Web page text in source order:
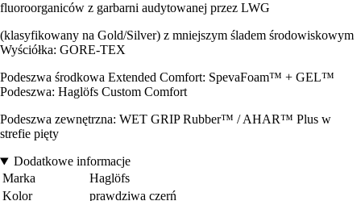
fluoroorganiców z garbarni audytowanej przez LWG
(klasyfikowany na Gold/Silver) z mniejszym śladem środowiskowym
Wyściółka: GORE-TEX
Podeszwa środkowa Extended Comfort: SpevaFoam™ + GEL™
Podeszwa: Haglöfs Custom Comfort
Podeszwa zewnętrzna: WET GRIP Rubber™ / AHAR™ Plus w
strefie pięty
Dodatkowe informacje
Marka
Haglöfs
Kolor
prawdziwa czerń